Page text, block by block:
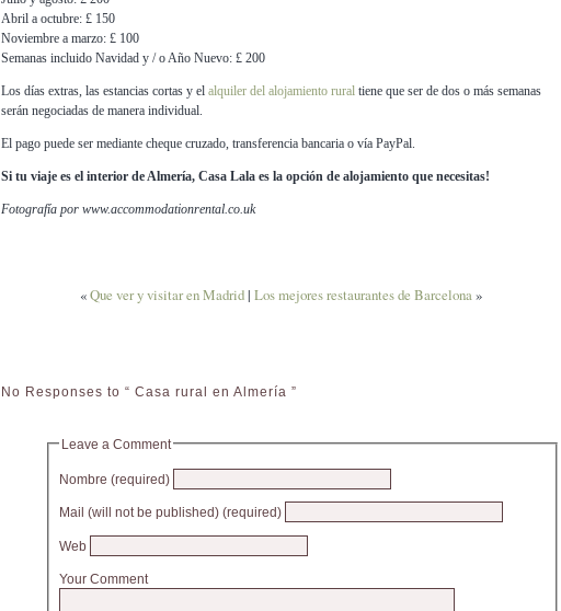
Abril a octubre: £ 150
Noviembre a marzo: £ 100
Semanas incluido Navidad y / o Año Nuevo: £ 200
Los días extras, las estancias cortas y el alquiler del alojamiento rural tiene que ser de dos o más semanas
serán negociadas de manera individual.
El pago puede ser mediante cheque cruzado, transferencia bancaria o vía PayPal.
Si tu viaje es el interior de Almería, Casa Lala es la opción de alojamiento que necesitas!
Fotografía por www.accommodationrental.co.uk
«Que ver y visitar en Madrid| Los mejores restaurantes de Barcelona»
No Responses to “ Casa rural en Almería ”
Leave a Comment
Nombre (required)
Mail (will not be published) (required)
Web
Your Comment